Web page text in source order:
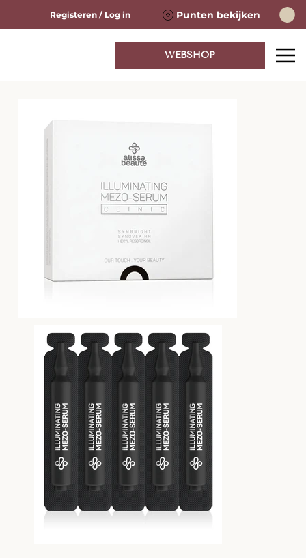
Punten bekijken
Registeren / Log in
WEBSHOP